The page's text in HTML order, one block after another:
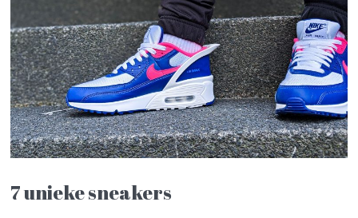
7 unieke sneakers